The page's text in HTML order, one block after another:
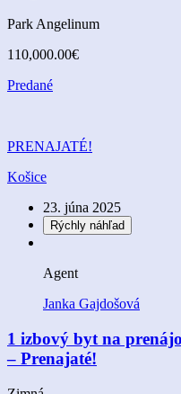
Park Angelinum
110,000.00€
Predané
PRENAJATÉ!
Košice
23. júna 2025
Rýchly náhľad
Agent
Janka Gajdošová
1 izbový byt na
– Prenajaté!